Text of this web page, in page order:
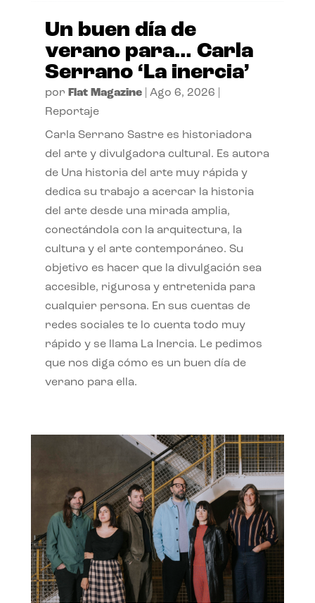
Un buen día de
verano para… Carla
Serrano ‘La inercia’
por Flat Magazine| Ago 6, 2026
Reportaje
Carla Serrano Sastre es historiadora
del arte y divulgadora cultural. Es autora
de Una historia del arte muy rápida y
dedica su trabajo a acercar la historia
del arte desde una mirada amplia,
conectándola con la arquitectura, la
cultura y el arte contemporáneo. Su
objetivo es hacer que la divulgación sea
accesible, rigurosa y entretenida para
cualquier persona. En sus cuentas de
redes sociales te lo cuenta todo muy
rápido y se llama La Inercia. Le pedimos
que nos diga cómo es un buen día de
verano para ella.